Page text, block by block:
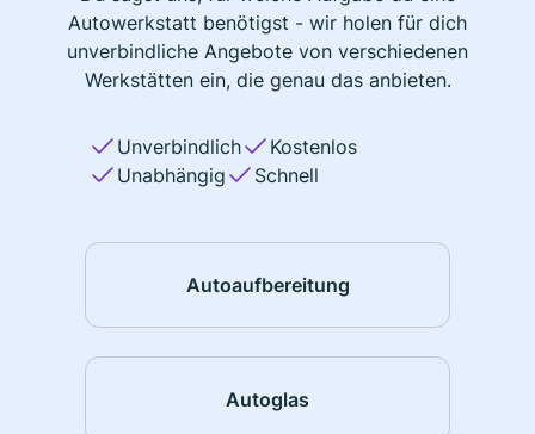
Autowerkstatt benötigst - wir holen für dich
unverbindliche Angebote von verschiedenen
Werkstätten ein, die genau das anbieten.
Unverbindlich
Kostenlos
Unabhängig
Schnell
Autoaufbereitung
Autoglas